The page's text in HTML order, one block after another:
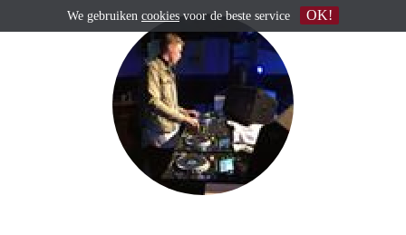
We gebruiken cookiesvoor de beste service OK!